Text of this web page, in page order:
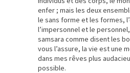
enfer ; mais les deux
le sans forme et les formes,
l’impersonnel et le
samsara comme disent les
vous l’assure, la vie est une
dans mes rêves plus
possible.